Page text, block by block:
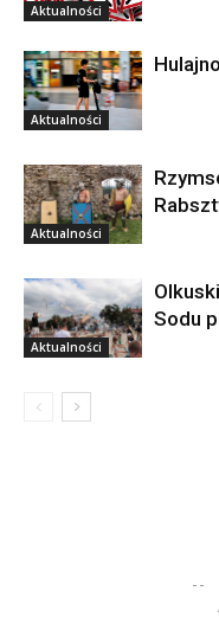
Aktualności
Aktualności
Aktualności
Aktualności
Sodu